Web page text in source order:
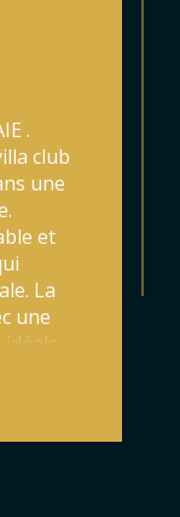
.
club
une
et
La
une
à